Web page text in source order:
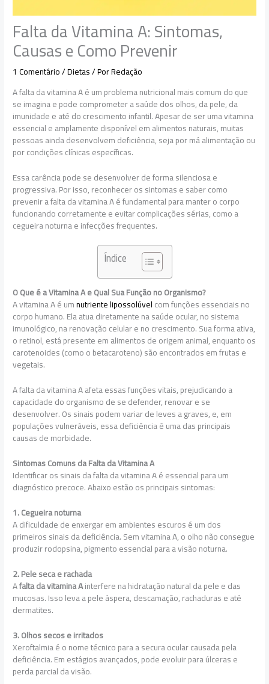
Falta da Vitamina A: Sintomas,
Causas e Como Prevenir
1 Comentário/Dietas/ PorRedação
A falta da vitamina A é um problema nutricional mais comum do que
se imagina e pode comprometer a saúde dos olhos, da pele, da
imunidade e até do crescimento infantil. Apesar de ser uma vitamina
essencial e amplamente disponível em alimentos naturais, muitas
pessoas ainda desenvolvem deficiência, seja por má alimentação ou
por condições clínicas específicas.
Essa carência pode se desenvolver de forma silenciosa e
progressiva. Por isso, reconhecer os sintomas e saber como
prevenir a falta da vitamina A é fundamental para manter o corpo
funcionando corretamente e evitar complicações sérias, como a
cegueira noturna e infecções frequentes.
Índice
O Que é a Vitamina A e Qual Sua Função no Organismo?
A vitamina A é umnutriente lipossolúvelcom funções essenciais no
corpo humano. Ela atua diretamente na saúde ocular, no sistema
imunológico, na renovação celular e no crescimento. Sua forma ativa,
o retinol, está presente em alimentos de origem animal, enquanto os
carotenoides (como o betacaroteno) são encontrados em frutas e
vegetais.
A falta da vitamina A afeta essas funções vitais, prejudicando a
capacidade do organismo de se defender, renovar e se
desenvolver. Os sinais podem variar de leves a graves, e, em
populações vulneráveis, essa deficiência é uma das principais
causas de morbidade.
Sintomas Comuns da Falta da Vitamina A
Identificar os sinais da falta da vitamina A é essencial para um
diagnóstico precoce. Abaixo estão os principais sintomas:
1. Cegueira noturna
A dificuldade de enxergar em ambientes escuros é um dos
primeiros sinais da deficiência. Sem vitamina A, o olho não consegue
produzir rodopsina, pigmento essencial para a visão noturna.
2. Pele seca e rachada
Afalta da vitamina Ainterfere na hidratação natural da pele e das
mucosas. Isso leva a pele áspera, descamação, rachaduras e até
dermatites.
3. Olhos secos e irritados
Xeroftalmia é o nome técnico para a secura ocular causada pela
deficiência. Em estágios avançados, pode evoluir para úlceras e
perda parcial da visão.